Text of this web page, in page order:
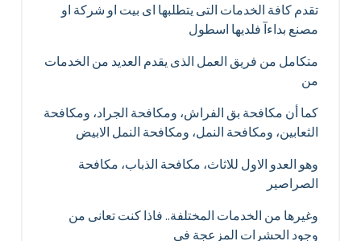
تقدم كافة الخدمات التى يتطلبها اى بيت او شركة او
مصنع بداءآ فلديها اسطول
متكامل من فريق العمل الذى يقدم العديد من الخدمات
من
كما أن مكافحة بق الفراش، ومكافحة الجراد، ومكافحة
الثعابين، ومكافحة النمل، ومكافحة النمل الابيض
وهو العدو الاول للاثاث، مكافحة الذباب، مكافحة
الصراصير
وغيرها من الخدمات المختلفة.. فاذا كنت تعانى من
وجود الحشرات المزعجة في